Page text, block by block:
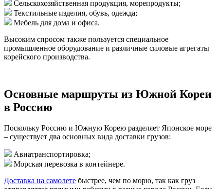
Сельскохозяйственная продукция, морепродукты;
Текстильные изделия, обувь, одежда;
Мебель для дома и офиса.
Высоким спросом также пользуется специальное
промышленное оборудование и различные силовые агрегаты
корейского производства.
Основные маршруты из Южной Кореи
в Россию
Поскольку Россию и Южную Корею разделяет Японское море
– существует два основных вида доставки грузов:
Авиатранспортировка;
Морская перевозка в контейнере.
Доставка на самолете быстрее, чем по морю, так как груз